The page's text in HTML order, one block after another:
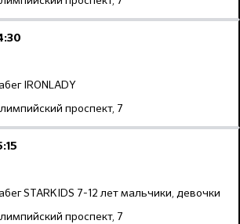
IRONLADY
проспект, 7
STARKIDS 7-12 лет мальчики, девочки
проспект, 7